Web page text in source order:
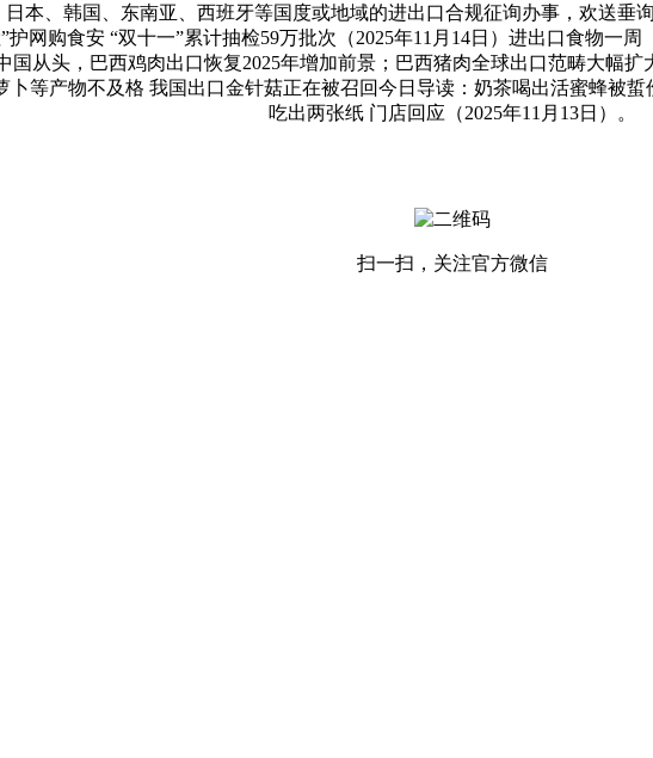
本、韩国、东南亚、西班牙等国度或地域的进出口合规征询办事，欢送垂
网购食安 “双十一”累计抽检59万批次（2025年11月14日）进出口食物一
从头，巴西鸡肉出口恢复2025年增加前景；巴西猪肉全球出口范畴大幅
卜等产物不及格 我国出口金针菇正在被召回今日导读：奶茶喝出活蜜蜂被
吃出两张纸 门店回应（2025年11月13日）。
扫一扫，关注官方微信